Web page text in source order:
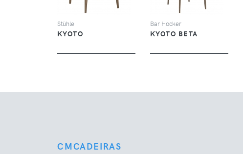
Stühle
KYOTO
Bar Hocker
KYOTO BETA
CMCADEIRAS